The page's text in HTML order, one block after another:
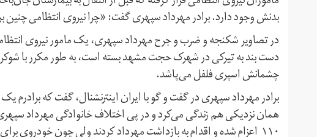
بدنش وجود دارد. برادر مهرداد سپهری گفت: «چرا نیروی انتظامی
در تصاویر شکنجه و ضرب و جرح مهرداد سپهری، یک مامور نیروی
دست بند به تیرکی در شهرک حجت مشهد بسته است، به طور مکرر با
چشمانش اسپری فلفل می‌پاشد.
برادر مهرداد سپهری در گفت و گو با ایران اینترنشنال، گفت که
همان نزدیکی هم زندگی می‌کرد و در پی اختلاف خانوادگی مهرداد